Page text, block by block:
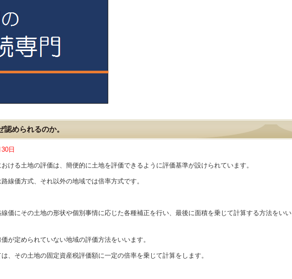
認められるのか。
日
ける土地の評価は、簡便的に土地を評価できるように評価基準が設けられています。
線価方式、それ以外の地域では倍率方式です。
価にその土地の形状や個別事情に応じた各種補正を行い、最後に面積を乗じて計算する方法をいい
が定められていない地域の評価方法をいいます。
、その土地の固定資産税評価額に一定の倍率を乗じて計算をします。